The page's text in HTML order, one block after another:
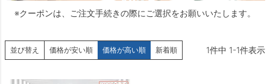
※クーポンは、ご注文手続きの際にご選択をお願いいたします。
並び替え 価格が安い順 価格が高い順 新着順 1件中 1-1件表示